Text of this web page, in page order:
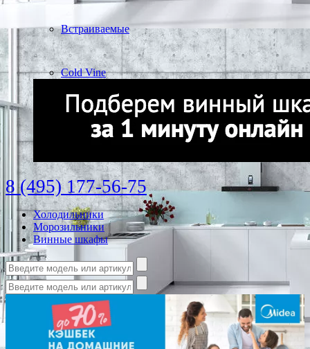
Встраиваемые
Cold Vine
8 (495) 177-56-75
Холодильники
Морозильники
Винные шкафы